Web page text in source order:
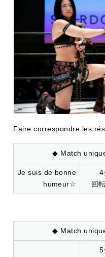
Faire correspondre les
◆ Match
Je suis de bonne
humeur☆
4
回
◆ Match
5